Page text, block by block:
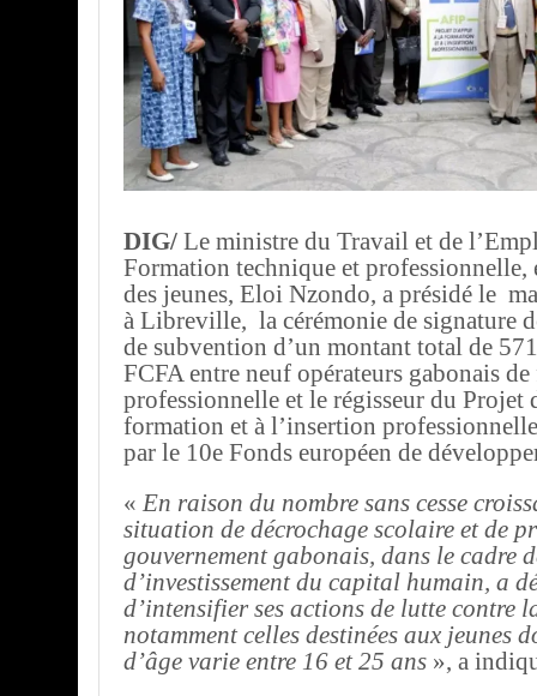
DIG/ Le ministre du Travail et de
Formation technique et professionnelle,
des jeunes, Eloi Nzondo, a présidé le
à Libreville, la cérémonie de signature
de subvention d’un montant total de
FCFA entre neuf opérateurs gabonais
professionnelle et le régisseur du Projet
formation et à l’insertion
par le 10e Fonds européen de
« En raison du nombre sans cesse
situation de décrochage scolaire et de
gouvernement gabonais, dans le cadre
d’investissement du capital humain, a
d’intensifier ses actions de lutte contre
notamment celles destinées aux jeunes
d’âge varie entre 16 et 25 ans », a